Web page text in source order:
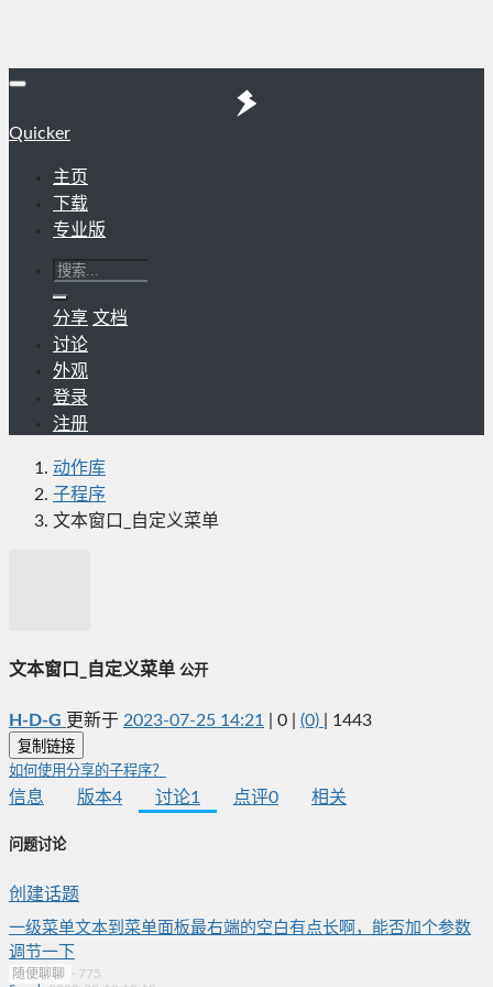
Quicker
主页
下载
专业版
分享 文档
讨论
外观
登录
注册
动作库
子程序
文本窗口_自定义菜单
文本窗口_自定义菜单 公开
H-D-G 更新于 2023-07-25 14:21 0 (0) 1443
复制链接
如何使用分享的子程序？
信息 版本4 讨论1 点评0 相关
问题讨论
创建话题
一级菜单文本到菜单面板最右端的空白有点长啊，能否加个参数
调节一下
随便聊聊 · 775